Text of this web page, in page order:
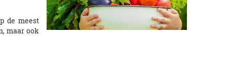
de meest
maar ook